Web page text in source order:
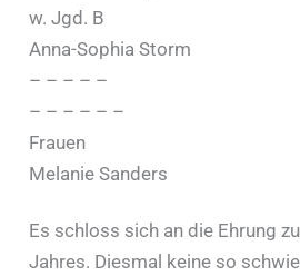
w. Jgd. B
Anna-Sophia Storm
– – – – –
– – – – – –
Frauen
Melanie Sanders
Es schloss sich an die Ehrung
Jahres. Diesmal keine so